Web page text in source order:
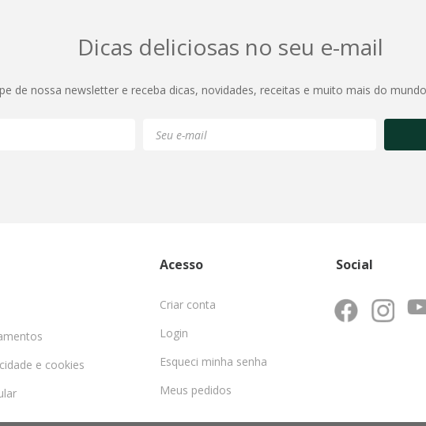
Dicas deliciosas no seu e-mail
de nossa newsletter e receba dicas, novidades, receitas e muito mais do
e cookies
Acesso
Criar conta
Login
Esqueci minha senha
Meus pedidos
Social